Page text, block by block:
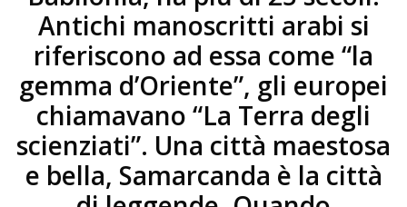
Antichi manoscritti arabi si
riferiscono ad essa come “la
gemma d’Oriente”, gli europei
chiamavano “La Terra degli
scienziati”. Una città maestosa
e bella, Samarcanda è la città